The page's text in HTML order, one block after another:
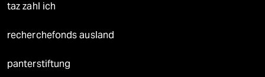
taz zahl ich
recherchefonds ausland
panterstiftung